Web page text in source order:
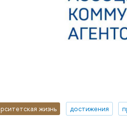
жизнь достижения